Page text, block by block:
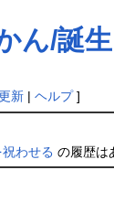
ん/誕
新| ヘルプ]
わせる の履歴は